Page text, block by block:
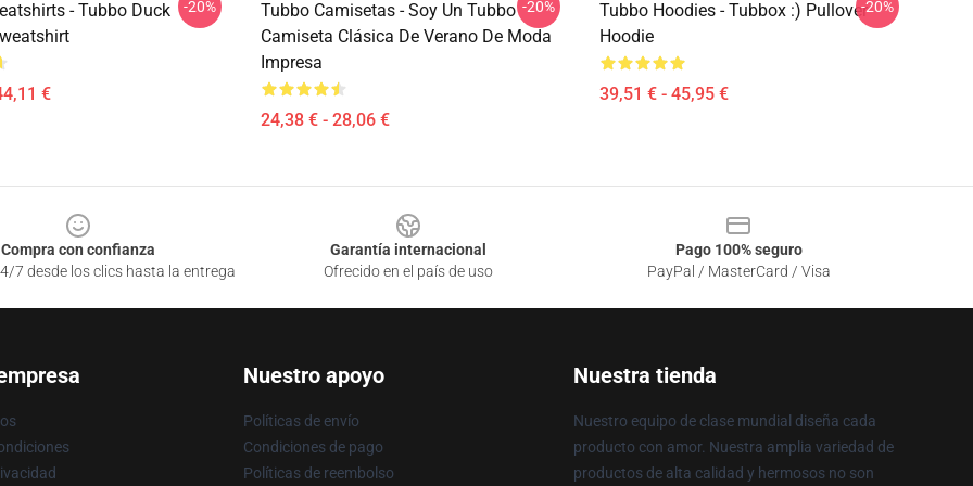
- Tubbo Duck
€
-20%
Tubbo Camisetas - Soy Un Tubbo
Camiseta Clásica De Verano De Moda
Impresa
24,38 € - 28,06 €
-20%
Tubbo Hoodies - Tubbox :) Pullover
Hoodie
39,51 € - 45,95 €
-20%
Compra con confianza
7 desde los clics hasta la entrega
Garantía internacional
Ofrecido en el país de uso
Pago 100% seguro
PayPal / MasterCard / Visa
Nuestro apoyo
Políticas de envío
Condiciones de pago
Políticas de reembolso
Nuestra tienda
Nuestro equipo de clase mundial diseña cada
producto con amor. Nuestra amplia variedad de
productos de alta calidad y hermosos no son